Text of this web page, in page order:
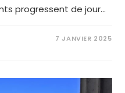
progressent de jour…
7 JANVIER 2025